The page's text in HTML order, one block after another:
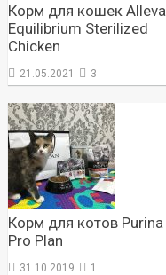
Корм для кошек Alleva
Equilibrium Sterilized
Chicken
21.05.2021 3
Корм для котов Purina
Pro Plan
31.10.2019 1